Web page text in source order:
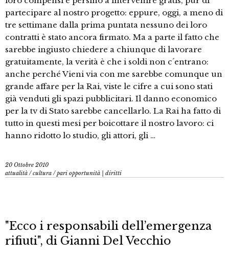
partecipare al nostro progetto: eppure, oggi, a meno di
tre settimane dalla prima puntata nessuno dei loro
contratti è stato ancora firmato. Ma a parte il fatto che
sarebbe ingiusto chiedere a chiunque di lavorare
gratuitamente, la verità è che i soldi non c´entrano:
anche perché Vieni via con me sarebbe comunque un
grande affare per la Rai, viste le cifre a cui sono stati
già venduti gli spazi pubblicitari. Il danno economico
per la tv di Stato sarebbe cancellarlo. La Rai ha fatto di
tutto in questi mesi per boicottare il nostro lavoro: ci
hanno ridotto lo studio, gli attori, gli …
20 Ottobre 2010
attualità /cultura /pari opportunità | diritti
"Ecco i responsabili dell’emergenza
rifiuti", di Gianni Del Vecchio